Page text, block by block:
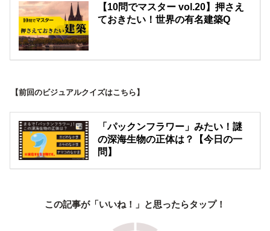
【10問でマスター vol.20】押さえ
ておきたい！世界の有名建築Q
【前回のビジュアルクイズはこちら】
「パックンフラワー」みたい！謎
の深海生物の正体は？【今日の一
問】
この記事が「いいね！」と思ったらタップ！